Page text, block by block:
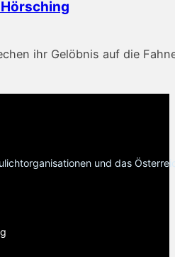
ihr Gelöbnis auf die
und das